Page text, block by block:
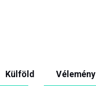
Külföld Vélemény